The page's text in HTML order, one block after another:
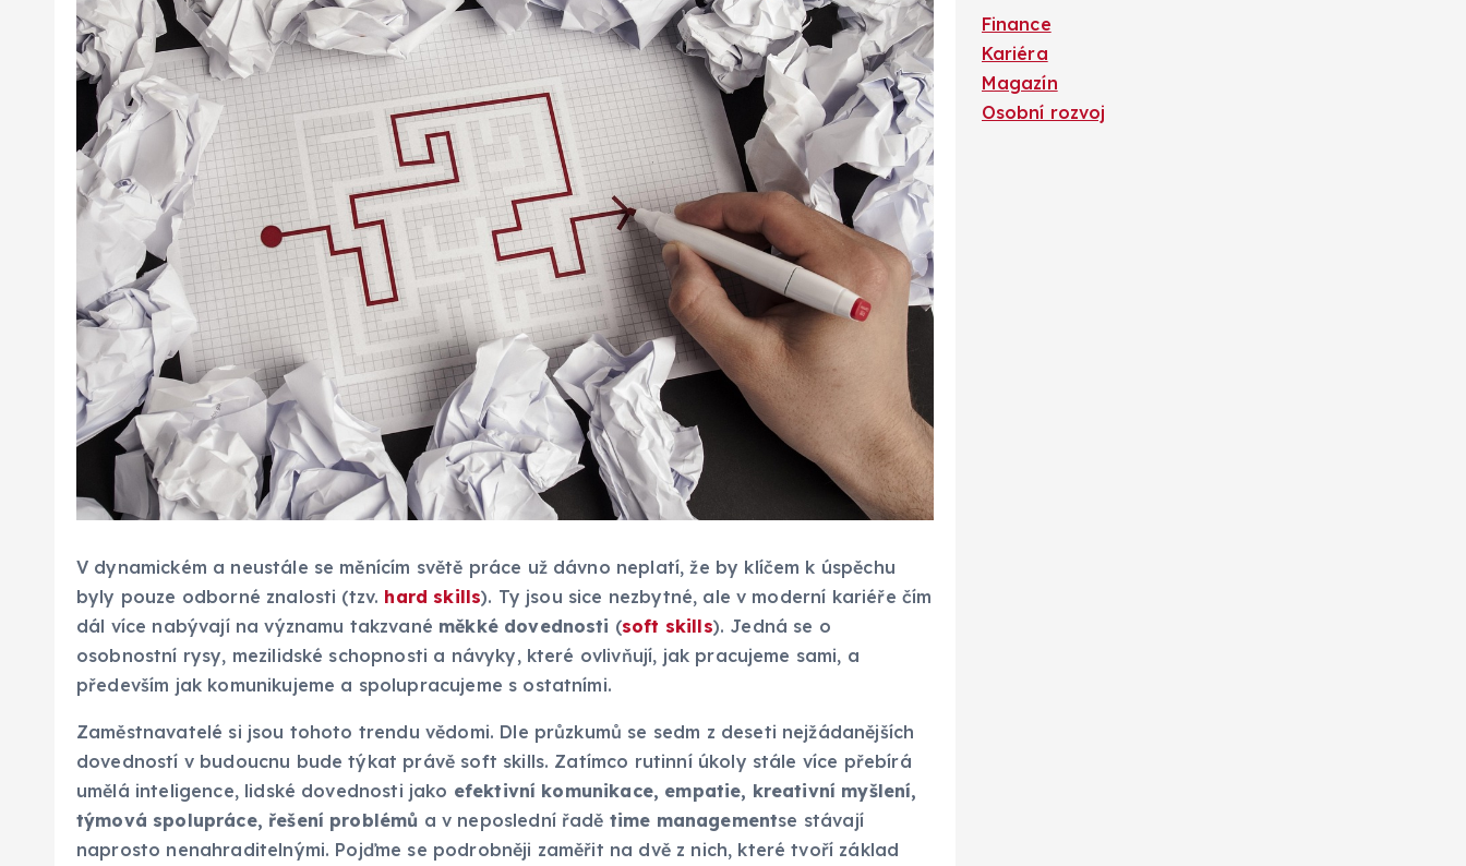
V dynamickém a neustále se měnícím světě práce už dávno neplatí, že by klíčem k úspěchu
byly pouze odborné znalosti (tzv. hard skills). Ty jsou sice nezbytné, ale v moderní kariéře čím
dál více nabývají na významu takzvané měkké dovednosti (soft skills). Jedná se o
osobnostní rysy, mezilidské schopnosti a návyky, které ovlivňují, jak pracujeme sami, a
především jak komunikujeme a spolupracujeme s ostatními.
Zaměstnavatelé si jsou tohoto trendu vědomi. Dle průzkumů se sedm z deseti nejžádanějších
dovedností v budoucnu bude týkat právě soft skills. Zatímco rutinní úkoly stále více přebírá
umělá inteligence, lidské dovednosti jako efektivní komunikace, empatie, kreativní myšlení,
týmová spolupráce, řešení problémů a v neposlední řadě time managementse stávají
naprosto nenahraditelnými. Pojďme se podrobněji zaměřit na dvě z nich, které tvoří základ
Finance
Kariéra
Magazín
Osobní rozvoj